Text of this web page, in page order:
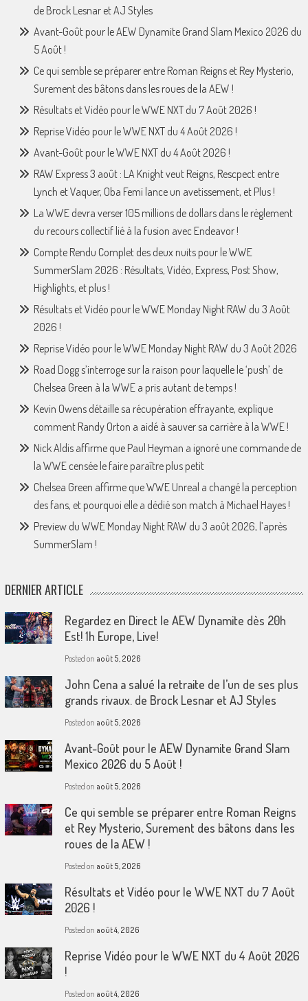
de Brock Lesnar et AJ Styles
Avant-Goût pour le AEW Dynamite Grand Slam Mexico 2026 du
5 Août !
Ce qui semble se préparer entre Roman Reigns et Rey Mysterio,
Surement des bâtons dans les roues de la AEW !
Résultats et Vidéo pour le WWE NXT du 7 Août 2026 !
Reprise Vidéo pour le WWE NXT du 4 Août 2026 !
Avant-Goût pour le WWE NXT du 4 Août 2026 !
RAW Express 3 août : LA Knight veut Reigns, Rescpect entre
Lynch et Vaquer, Oba Femi lance un avetissement, et Plus !
La WWE devra verser 105 millions de dollars dans le règlement
du recours collectif lié à la fusion avec Endeavor !
Compte Rendu Complet des deux nuits pour le WWE
SummerSlam 2026 : Résultats, Vidéo, Express, Post Show,
Highlights, et plus !
Résultats et Vidéo pour le WWE Monday Night RAW du 3 Août
2026 !
Reprise Vidéo pour le WWE Monday Night RAW du 3 Août 2026
Road Dogg s’interroge sur la raison pour laquelle le ‘push’ de
Chelsea Green à la WWE a pris autant de temps !
Kevin Owens détaille sa récupération effrayante, explique
comment Randy Orton a aidé à sauver sa carrière à la WWE !
Nick Aldis affirme que Paul Heyman a ignoré une commande de
la WWE censée le faire paraître plus petit
Chelsea Green affirme que WWE Unreal a changé la perception
des fans, et pourquoi elle a dédié son match à Michael Hayes !
Preview du WWE Monday Night RAW du 3 août 2026, l’après
SummerSlam !
DERNIER ARTICLE
Regardez en Direct le AEW Dynamite dès 20h
Est! 1h Europe, Live!
Posted on août 5, 2026
John Cena a salué la retraite de l’un de ses plus
grands rivaux. de Brock Lesnar et AJ Styles
Posted on août 5, 2026
Avant-Goût pour le AEW Dynamite Grand Slam
Mexico 2026 du 5 Août !
Posted on août 5, 2026
Ce qui semble se préparer entre Roman Reigns
et Rey Mysterio, Surement des bâtons dans les
roues de la AEW !
Posted on août 5, 2026
Résultats et Vidéo pour le WWE NXT du 7 Août
2026 !
Posted on août 4, 2026
Reprise Vidéo pour le WWE NXT du 4 Août 2026
!
Posted on août 4, 2026